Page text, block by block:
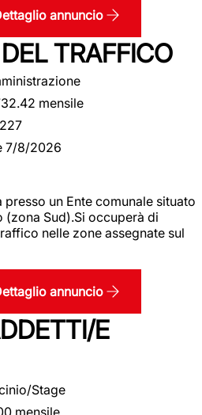
annuncio
TRAFFICO
mensile
7/8/2026
un Ente comunale situato
(zona Sud).Si occuperà di
nelle zone assegnate sul
annuncio
E
Stage
mensile